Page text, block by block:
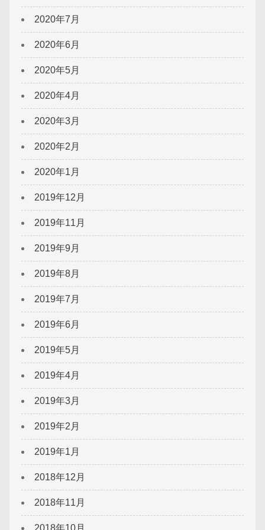
2020年7月
2020年6月
2020年5月
2020年4月
2020年3月
2020年2月
2020年1月
2019年12月
2019年11月
2019年9月
2019年8月
2019年7月
2019年6月
2019年5月
2019年4月
2019年3月
2019年2月
2019年1月
2018年12月
2018年11月